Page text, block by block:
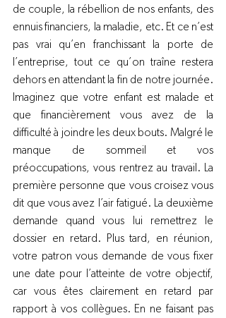
de couple, la rébellion de nos enfants, des
ennuis financiers, la maladie, etc. Et ce n’est
pas vrai qu’en franchissant la porte de
l’entreprise, tout ce qu’on traîne restera
dehors en attendant la fin de notre journée.
Imaginez que votre enfant est malade et
que financièrement vous avez de la
difficulté à joindre les deux bouts. Malgré le
manque de sommeil et vos
préoccupations, vous rentrez au travail. La
première personne que vous croisez vous
dit que vous avez l’air fatigué. La deuxième
demande quand vous lui remettrez le
dossier en retard. Plus tard, en réunion,
votre patron vous demande de vous fixer
une date pour l’atteinte de votre objectif,
car vous êtes clairement en retard par
rapport à vos collègues. En ne faisant pas